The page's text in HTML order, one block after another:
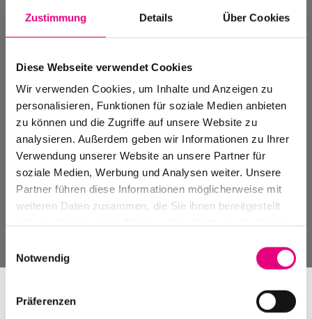
Zustimmung Details Über Cookies
Diese Webseite verwendet Cookies
Wir verwenden Cookies, um Inhalte und Anzeigen zu
personalisieren, Funktionen für soziale Medien anbieten
zu können und die Zugriffe auf unsere Website zu
analysieren. Außerdem geben wir Informationen zu Ihrer
Verwendung unserer Website an unsere Partner für
soziale Medien, Werbung und Analysen weiter. Unsere
Partner führen diese Informationen möglicherweise mit
weiteren Daten zusammen, die Sie ihnen bereitgestellt
Notwendig
Präferenzen
Events Archive
Past events, festivals, and venues